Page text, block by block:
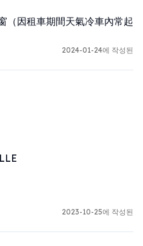
（因租車期間天氣冷車內常起
2024-01-24에 작성된
2023-10-25에 작성된